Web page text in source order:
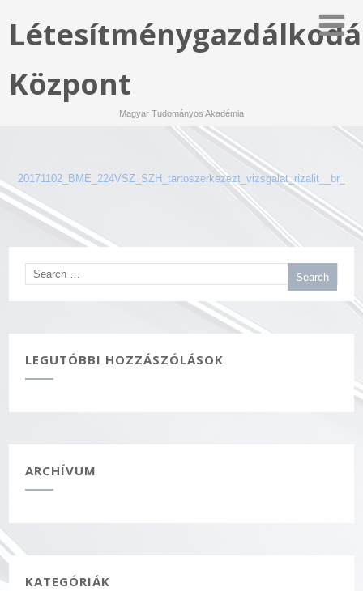
Központ
Magyar Tudományos Akadémia
LEGUTÓBBI HOZZÁSZÓLÁSOK
ARCHÍVUM
KATEGÓRIÁK